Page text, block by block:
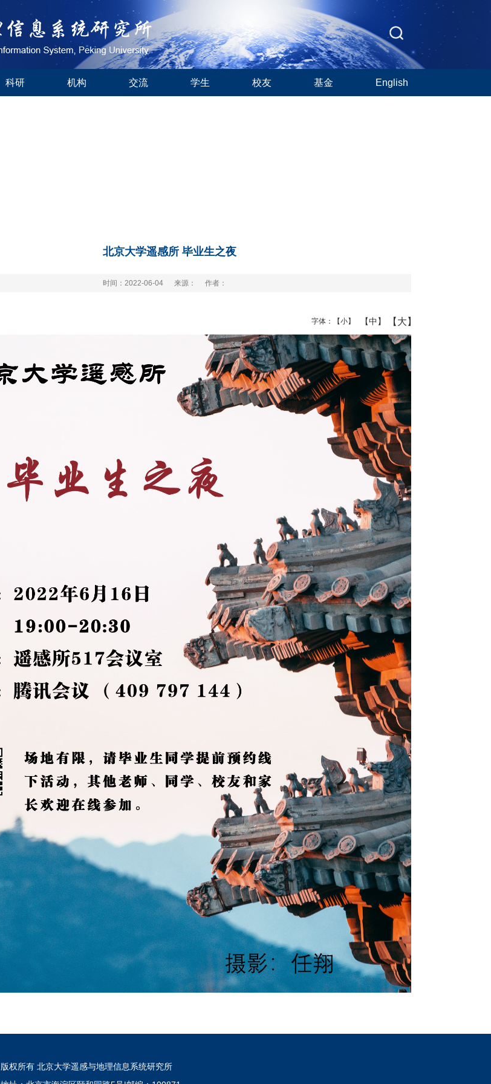
科研 机构 交流 学生 校友 基金 English
北京大学遥感所 毕业生之夜
时间：2022-06-04 来源： 作者：
字体： 【小】 【中】 【大】
版权所有 北京大学遥感与地理信息系统研究所